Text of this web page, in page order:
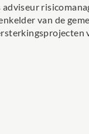
van de